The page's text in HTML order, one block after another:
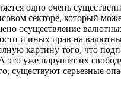
одно очень
секторе, который
осуществление
и иных прав на
картину того, что
это уже нарушит их
существуют серьезные